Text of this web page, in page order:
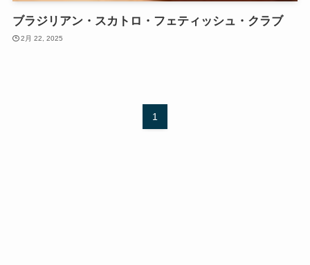
ブラジリアン・スカトロ・フェティッシュ・クラブ
2月 22, 2025
1